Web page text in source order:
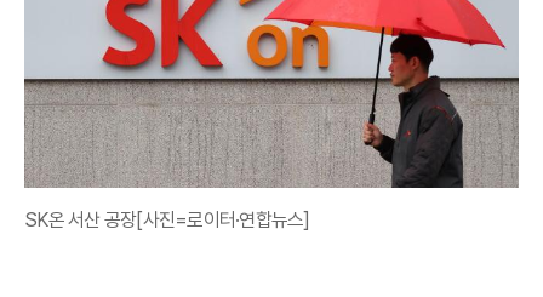
SK온 서산 공장[사진=로이터·연합뉴스]